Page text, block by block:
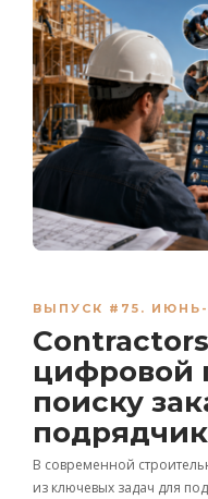
ВЫПУСК #75.
цифровой
поиску
В современной
из ключевых задач для